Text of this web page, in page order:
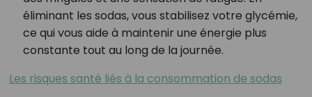
éliminant les sodas, vous stabilisez votre glycémie,
ce qui vous aide à maintenir une énergie plus
constante tout au long de la journée.
Les risques santé liés à la consommation de sodas